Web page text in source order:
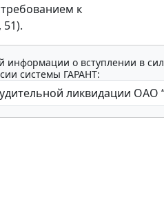
к
информации о вступлении в
системы ГАРАНТ: